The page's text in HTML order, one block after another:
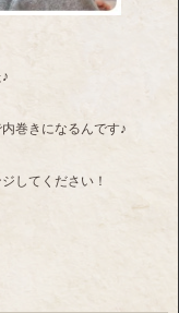
巻きになるんです♪
してください！